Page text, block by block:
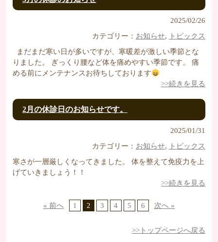
2025/02/26
カテゴリー： お知らせ,
トピックス
まだまだ寒い日が多いですが、寒暖差が激しい季節とな
りました。 ぎっくり腰など体を痛めやすい季節です。 痛
める前にメンテナンスお待ちしております
>>続きを見る
2月の休診日のお知らせです。
2025/01/31
カテゴリー： お知らせ,
トピックス
寒さが一層厳しくなってきました。 体を整えて免疫力を上
げていきましょう！！
>>続きを見る
« 前へ 1 2 3 4 5 6 次へ »
>>トップページへ戻る